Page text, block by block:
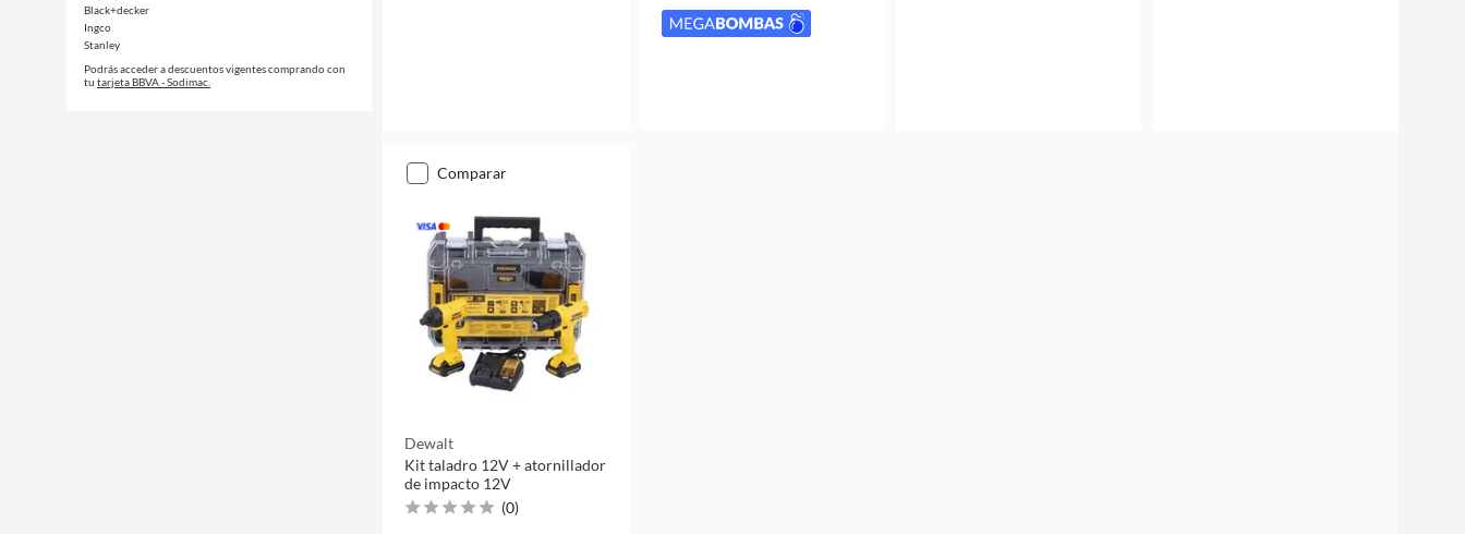
Black+decker
Ingco
Stanley
Podrás acceder a descuentos vigentes comprando con
tu tarjeta BBVA - Sodimac.
comparar
Dewalt
Kit taladro 12V + atornillador
de impacto 12V
(0)